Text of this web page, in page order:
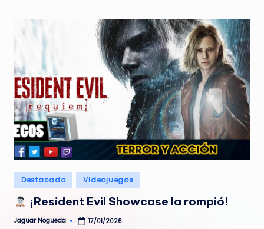
a
N
o
g
u
e
d
aPublicado
en
Destacado Videojuegos
¡Resident Evil Showcase la rompió!
Publicado
Jaguar Nogueda 17/01/2026